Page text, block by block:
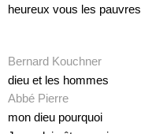
heureux vous les pauvres
Bernard Kouchner
dieu et les hommes
Abbé Pierre
mon dieu pourquoi